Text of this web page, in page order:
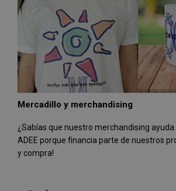
Mercadillo y merchandising
¿Sabías que nuestro merchandising
ADEE porque financia parte de nuestros
y compra!